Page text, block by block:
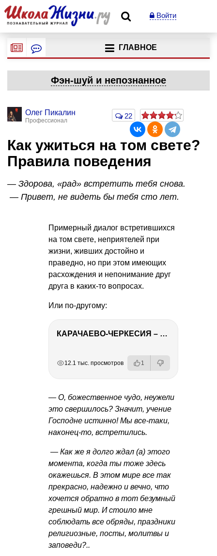
Войти
ГЛАВНОЕ
Фэн-шуй и непознанное
Олег Пикалин
Профессионал
22
Как ужиться на том свете?
Правила поведения
— Здорова, «рад» встретить тебя снова.
— Привет, не видеть бы тебя сто лет.
Примерный диалог встретившихся
на том свете, неприятелей при
жизни, живших достойно и
праведно, но при этом имеющих
расхождения и непонимание друг
друга в каких-то вопросах.
Или по-другому:
КАРАЧАЕВО-ЧЕРКЕСИЯ – ПУТЕШЕСТВИЕ НА КАВКАЗ часть 2
12.1 тыс. просмотров 1
— О, божественное чудо, неужели
это свершилось? Значит, учение
Господне истинно! Мы все-таки,
наконец-то, встретились.
— Как же я долго ждал (а) этого
момента, когда ты тоже здесь
окажешься. В этом мире все так
прекрасно, надежно и вечно, что
хочется обратно в тот безумный
грешный мир. И стоило мне
соблюдать все обряды, праздники
религиозные, посты, молитвы и
заповеди?..